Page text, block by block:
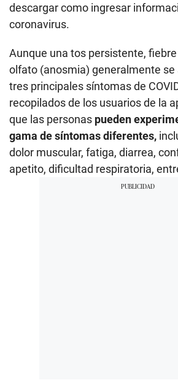
descargar como ingresar
coronavirus.
Aunque una tos persistente,
olfato (anosmia) generalmente se
tres principales síntomas de
recopilados de los usuarios de la
que las personas pueden
gama de síntomas diferentes,
dolor muscular, fatiga, diarrea,
apetito, dificultad respiratoria,